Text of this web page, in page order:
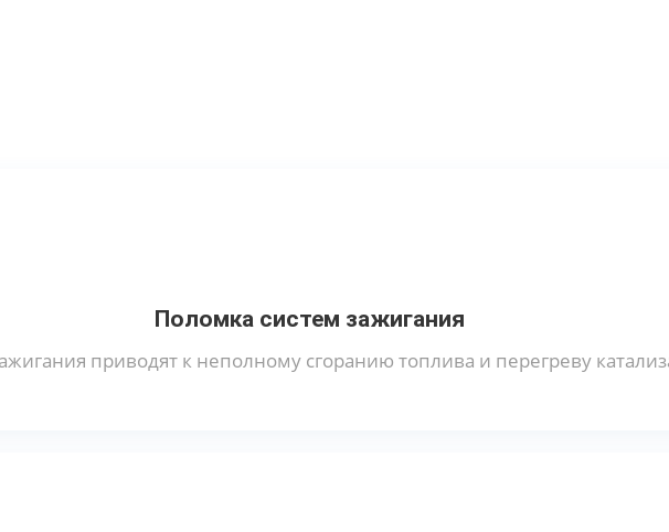
Поломка систем зажигания
приводят к неполному сгоранию топлива и перегреву